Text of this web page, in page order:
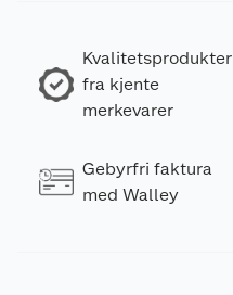
Kvalitetsprodukter
fra kjente
merkevarer
Gebyrfri faktura
med Walley